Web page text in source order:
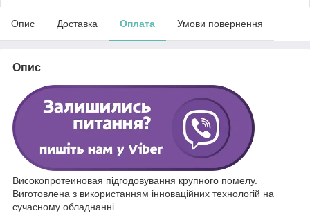
Опис Доставка Оплата Умови повернення
Опис
Високопротеиновая підгодовування крупного помелу.
Виготовлена з використанням інноваційних технологій на
сучасному обладнанні.